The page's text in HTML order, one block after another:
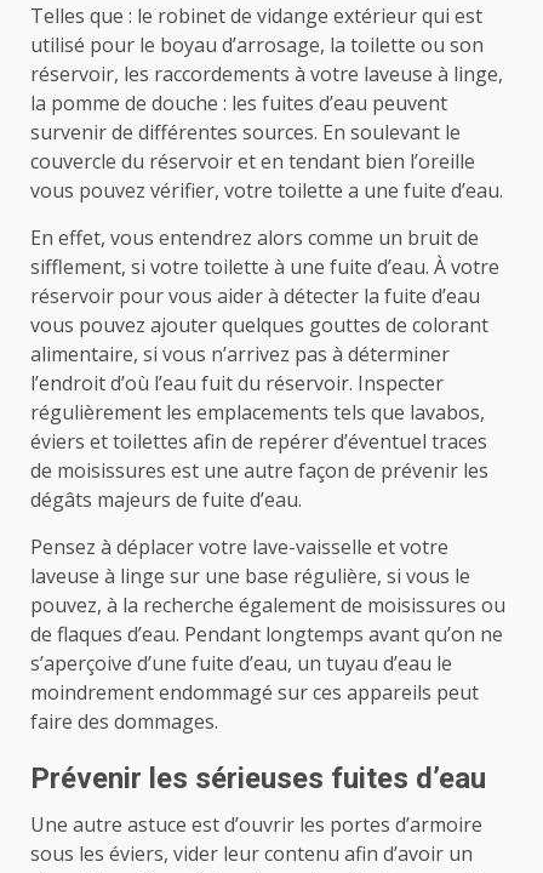
Telles que : le robinet de vidange extérieur qui est
utilisé pour le boyau d’arrosage, la toilette ou son
réservoir, les raccordements à votre laveuse à linge,
la pomme de douche : les fuites d’eau peuvent
survenir de différentes sources. En soulevant le
couvercle du réservoir et en tendant bien l’oreille
vous pouvez vérifier, votre toilette a une fuite d’eau.
En effet, vous entendrez alors comme un bruit de
sifflement, si votre toilette à une fuite d’eau. À votre
réservoir pour vous aider à détecter la fuite d’eau
vous pouvez ajouter quelques gouttes de colorant
alimentaire, si vous n’arrivez pas à déterminer
l’endroit d’où l’eau fuit du réservoir. Inspecter
régulièrement les emplacements tels que lavabos,
éviers et toilettes afin de repérer d’éventuel traces
de moisissures est une autre façon de prévenir les
dégâts majeurs de fuite d’eau.
Pensez à déplacer votre lave-vaisselle et votre
laveuse à linge sur une base régulière, si vous le
pouvez, à la recherche également de moisissures ou
de flaques d’eau. Pendant longtemps avant qu’on ne
s’aperçoive d’une fuite d’eau, un tuyau d’eau le
moindrement endommagé sur ces appareils peut
faire des dommages.
Prévenir les sérieuses fuites d’eau
Une autre astuce est d’ouvrir les portes d’armoire
sous les éviers, vider leur contenu afin d’avoir un